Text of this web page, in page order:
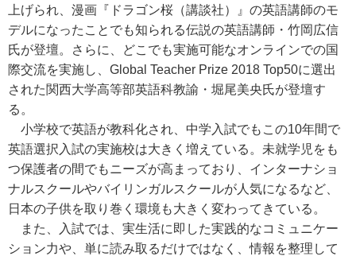
上げられ、漫画『ドラゴン桜（講談社）』の英語講師のモ
デルになったことでも知られる伝説の英語講師・竹岡広信
氏が登壇。さらに、どこでも実施可能なオンラインでの国
際交流を実施し、Global Teacher Prize 2018 Top50に選出
された関西大学高等部英語科教諭・堀尾美央氏が登壇す
る。
小学校で英語が教科化され、中学入試でもこの10年間で
英語選択入試の実施校は大きく増えている。未就学児をも
つ保護者の間でもニーズが高まっており、インターナショ
ナルスクールやバイリンガルスクールが人気になるなど、
日本の子供を取り巻く環境も大きく変わってきている。
また、入試では、実生活に即した実践的なコミュニケー
ション力や、単に読み取るだけではなく、情報を整理して